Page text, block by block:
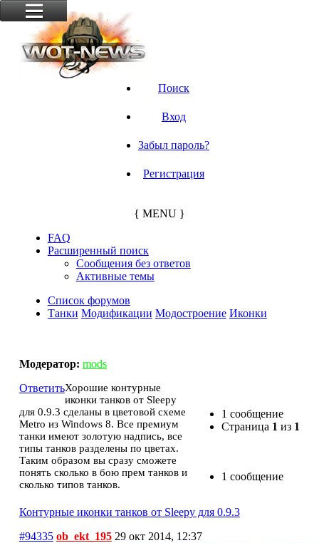
Поиск
Вход
Забыл пароль?
Регистрация
{ MENU }
FAQ
Расширенный поиск
Сообщения без ответов
Активные темы
Список форумов
Танки Модификации Модостроение Иконки
Модератор: mods
1 сообщение
Страница 1 из 1
1 сообщение
Ответить
Контурные иконки танков от Sleepy для 0.9.3
#94335 ob_ekt_195 29 окт 2014, 12:37
Хорошие контурные
иконки танков от Sleepy
для 0.9.3 сделаны в цветовой схеме
Metro из Windows 8. Все премиум
танки имеют золотую надпись, все
типы танков разделены по цветах.
Таким образом вы сразу сможете
понять сколько в бою прем танков и
сколько типов танков.